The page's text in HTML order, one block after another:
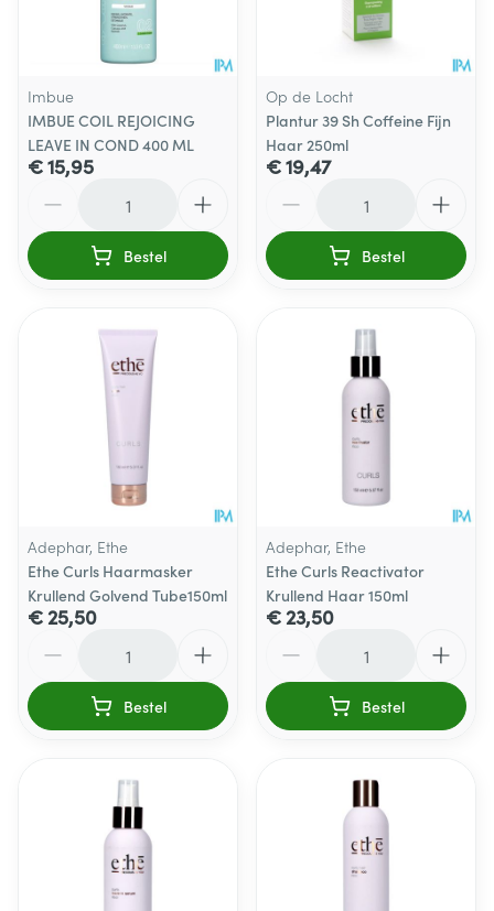
Imbue
IMBUE COIL REJOICING
LEAVE IN COND 400 ML
€ 15,95
Bestel
Op de Locht
Plantur 39 Sh Coffeine Fijn
Haar 250ml
€ 19,47
Bestel
Adephar, Ethe
Ethe Curls Haarmasker
Krullend Golvend Tube150ml
€ 25,50
Bestel
Adephar, Ethe
Ethe Curls Reactivator
Krullend Haar 150ml
€ 23,50
Bestel